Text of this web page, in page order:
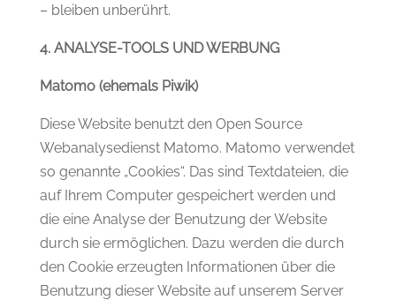
– bleiben unberührt.
4. ANALYSE-TOOLS UND WERBUNG
Matomo (ehemals Piwik)
Diese Website benutzt den Open Source
Webanalysedienst Matomo. Matomo verwendet
so genannte „Cookies“. Das sind Textdateien, die
auf Ihrem Computer gespeichert werden und
die eine Analyse der Benutzung der Website
durch sie ermöglichen. Dazu werden die durch
den Cookie erzeugten Informationen über die
Benutzung dieser Website auf unserem Server